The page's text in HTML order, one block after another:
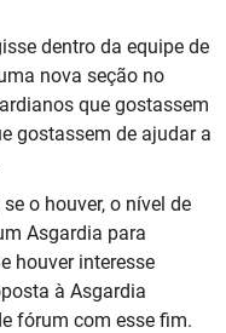
dentro da equipe de
nova seção no
que gostassem
gostassem de ajudar a
o houver, o nível de
Asgardia para
houver interesse
à Asgardia
fórum com esse fim.